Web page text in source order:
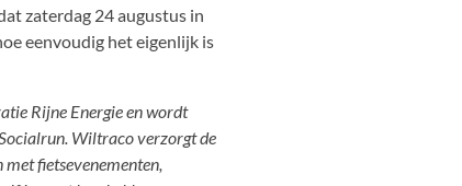
zaterdag 24 augustus in
eenvoudig het eigenlijk is
Rijne Energie en wordt
Wiltraco verzorgt de
fietsevenementen,